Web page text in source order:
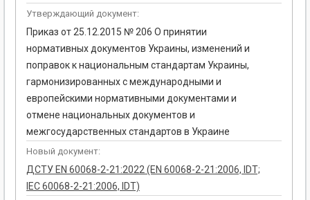
Утверждающий документ:
Приказ от 25.12.2015 № 206 О принятии
нормативных документов Украины, изменений и
поправок к национальным стандартам Украины,
гармонизированных с международными и
европейскими нормативными документами и
отмене национальных документов и
межгосударственных стандартов в Украине
Новый документ:
ДСТУ EN 60068-2-21:2022 (EN 60068-2-21:2006, IDT;
IEC 60068-2-21:2006, IDT)